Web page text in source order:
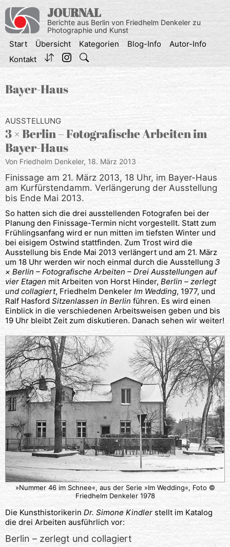
Inhalt
springen
JOURNAL
Berichte aus Berlin von Friedhelm Denkeler zu
Photographie und Kunst
Start Übersicht Kategorien Blog-Info
Autor-Info
Kontakt
Bayer-Haus
AUSSTELLUNG
3 × Berlin – Fotografische Arbeiten im
Bayer-Haus
Von Friedhelm Denkeler, 18. März 2013
Finissage am 21. März 2013, 18 Uhr, im Bayer-Haus
am Kurfürstendamm. Verlängerung der Ausstellung
bis Ende Mai 2013.
So hatten sich die drei ausstellenden Fotografen bei der
Planung den Finissage-Termin nicht vorgestellt. Statt zum
Frühlingsanfang wird er nun mitten im tiefsten Winter und
bei eisigem Ostwind stattfinden. Zum Trost wird die
Ausstellung bis Ende Mai 2013 verlängert und am 21. März
um 18 Uhr werden wir noch einmal durch die Ausstellung 3
× Berlin – Fotografische Arbeiten – Drei Ausstellungen auf
vier Etagen mit Arbeiten von Horst Hinder, Berlin – zerlegt
und collagiert, Friedhelm Denkeler Im Wedding, 1977, und
Ralf Hasford Sitzenlassen in Berlin führen. Es wird einen
Einblick in die verschiedenen Arbeitsweisen geben und bis
19 Uhr bleibt Zeit zum diskutieren. Danach sehen wir weiter!
»Nummer 46 im Schnee«, aus der Serie »Im Wedding«, Foto ©
Friedhelm Denkeler 1978
Die Kunsthistorikerin Dr. Simone Kindler stellt im Katalog
die drei Arbeiten ausführlich vor:
Berlin – zerlegt und collagiert